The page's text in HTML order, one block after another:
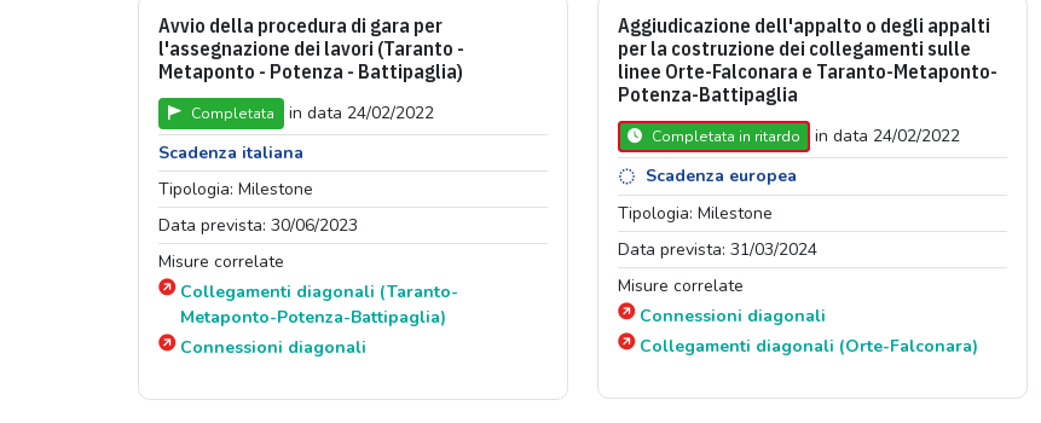
Avvio della procedura di gara per
l'assegnazione dei lavori (Taranto -
Metaponto - Potenza - Battipaglia)
Completata
in data 24/02/2022
Scadenza italiana
Tipologia: Milestone
Data prevista: 30/06/2023
Misure correlate
Collegamenti diagonali (Taranto-
Metaponto-Potenza-Battipaglia)
Connessioni diagonali
Aggiudicazione dell'appalto o degli appalti
per la costruzione dei collegamenti sulle
linee Orte-Falconara e Taranto-Metaponto-
Potenza-Battipaglia
Completata in ritardo
in data 24/02/2022
Scadenza europea
Tipologia: Milestone
Data prevista: 31/03/2024
Misure correlate
Connessioni diagonali
Collegamenti diagonali (Orte-Falconara)